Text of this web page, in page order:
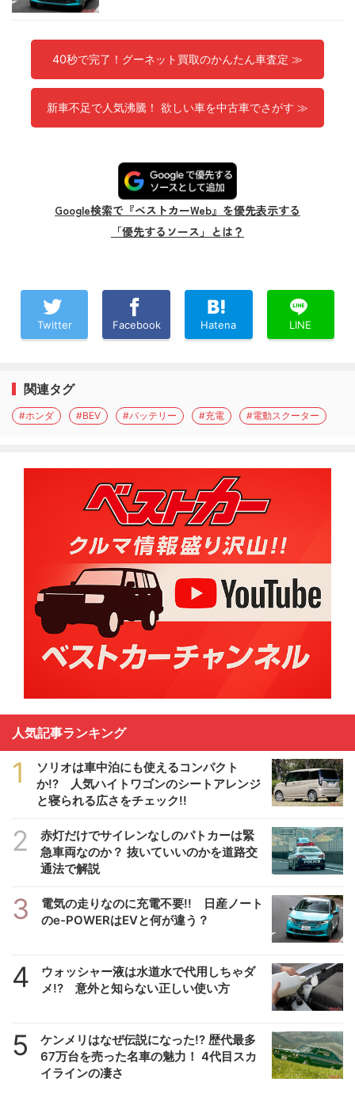
40秒で完了！グーネット買取のかんたん車査定 ≫
新車不足で人気沸騰！ 欲しい車を中古車でさがす ≫
Google検索で『ベストカーWeb』を優先表示する
「優先するソース」とは？
Twitter Facebook Hatena LINE
関連タグ
#ホンダ #BEV #バッテリー #充電 #電動スクーター
人気記事ランキング
1
ソリオは車中泊にも使えるコンパクト
か!? 人気ハイトワゴンのシートアレンジ
と寝られる広さをチェック!!
2
赤灯だけでサイレンなしのパトカーは緊
急車両なのか？ 抜いていいのかを道路交
通法で解説
3
電気の走りなのに充電不要!! 日産ノート
のe-POWERはEVと何が違う？
4
ウォッシャー液は水道水で代用しちゃダ
メ!? 意外と知らない正しい使い方
5
ケンメリはなぜ伝説になった!? 歴代最多
67万台を売った名車の魅力！ 4代目スカ
イラインの凄さ